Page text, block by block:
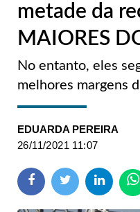
metade da
MAIORES
No entanto, eles
melhores margens
EDUARDA PEREIRA
26/11/2021 11:07